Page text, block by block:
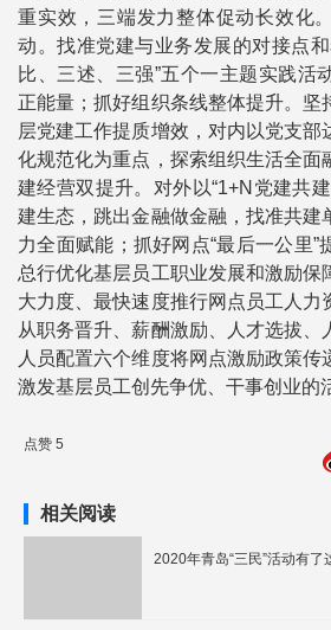
重实效，三端发力整体促动长效化
动。找准党建与业务发展的对接点
比、三述、三强”五个一主题实践活
正能量；抓好组织条线整体提升。坚
层党建工作提质增效，对内以党支部
化规范化为重点，探索组织生活全面
建经营双提升。对外以“1+N党建共
建生态，跳出金融做金融，找准共建
力全面赋能；抓好网点“最后一公里”
总行优化基层员工职业发展和激励保
大力度、最快速度推行网点员工人力
从职务晋升、薪酬激励、人才选拔、
人员配置六个维度将网点激励政策传
激发基层员工创先争优、干事创业的
点赞 5
相关阅读
2020年青岛“三民”活动有了